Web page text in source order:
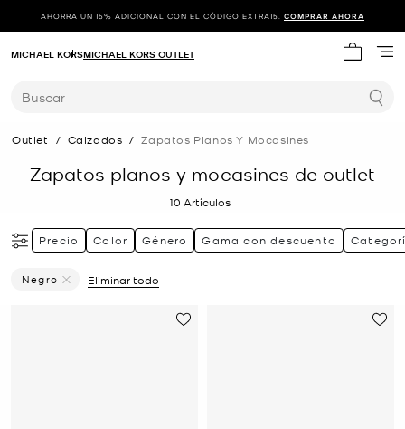
AHORRA UN 15% ADICIONAL CON EL CÓDIGO EXTRA15. COMPRAR AHORA
Mi
MICHAEL KORSMICHAEL KORS OUTLET
Buscar
Outlet / Calzados / Zapatos Planos Y Mocasines
Zapatos planos y mocasines de outlet
10 Artículos
Precio Color Género Gama con descuento
Negro
Eliminar todo